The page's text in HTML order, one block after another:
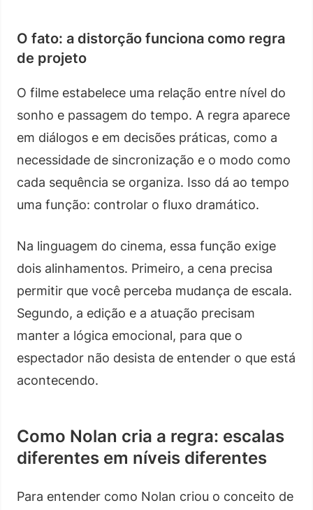
O fato: a distorção funciona como regra
de projeto
O filme estabelece uma relação entre nível do
sonho e passagem do tempo. A regra aparece
em diálogos e em decisões práticas, como a
necessidade de sincronização e o modo como
cada sequência se organiza. Isso dá ao tempo
uma função: controlar o fluxo dramático.
Na linguagem do cinema, essa função exige
dois alinhamentos. Primeiro, a cena precisa
permitir que você perceba mudança de escala.
Segundo, a edição e a atuação precisam
manter a lógica emocional, para que o
espectador não desista de entender o que está
acontecendo.
Como Nolan cria a regra: escalas
diferentes em níveis diferentes
Para entender como Nolan criou o conceito de